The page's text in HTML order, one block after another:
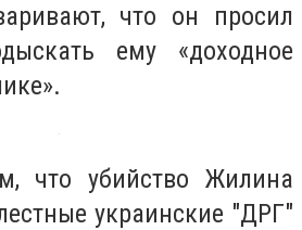
что он просил
ему «доходное
что убийство Жилина
украинские "ДРГ"